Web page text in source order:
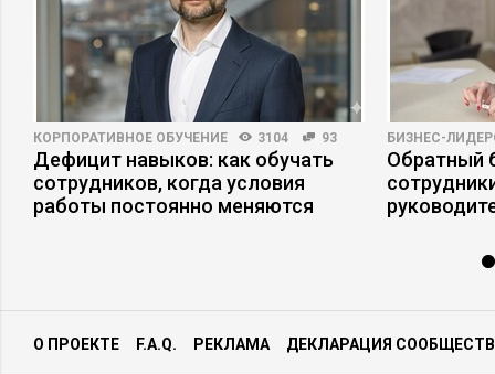
КОРПОРАТИВНОЕ ОБУЧЕНИЕ 3104 93
Дефицит навыков: как обучать
сотрудников, когда условия
работы постоянно меняются
БИЗНЕС-
Обратный
О ПРОЕКТЕ F.A.Q. РЕКЛАМА ДЕКЛАРАЦИЯ